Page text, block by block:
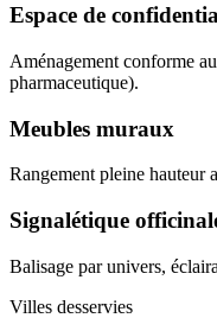
Espace de
Aménagement conforme
pharmaceutique).
Meubles muraux
Rangement pleine hauteur
Signalétique
Balisage par univers,
Villes desservies